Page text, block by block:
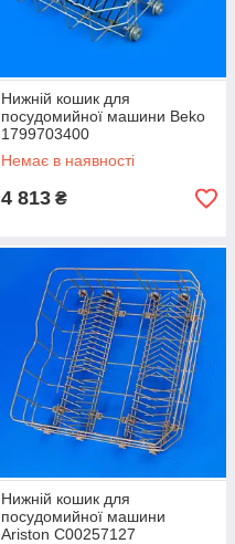
Нижній кошик для
посудомийної машини Beko
1799703400
Немає в наявності
4 813 ₴
Нижній кошик для
посудомийної машини
Ariston C00257127